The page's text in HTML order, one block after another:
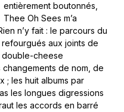
entièrement boutonnés,
Thee Oh Sees m’a
n’y fait : le parcours du
aux joints de
double-cheese
de nom, de
; les huit albums par
les longues digressions
les accords en barré